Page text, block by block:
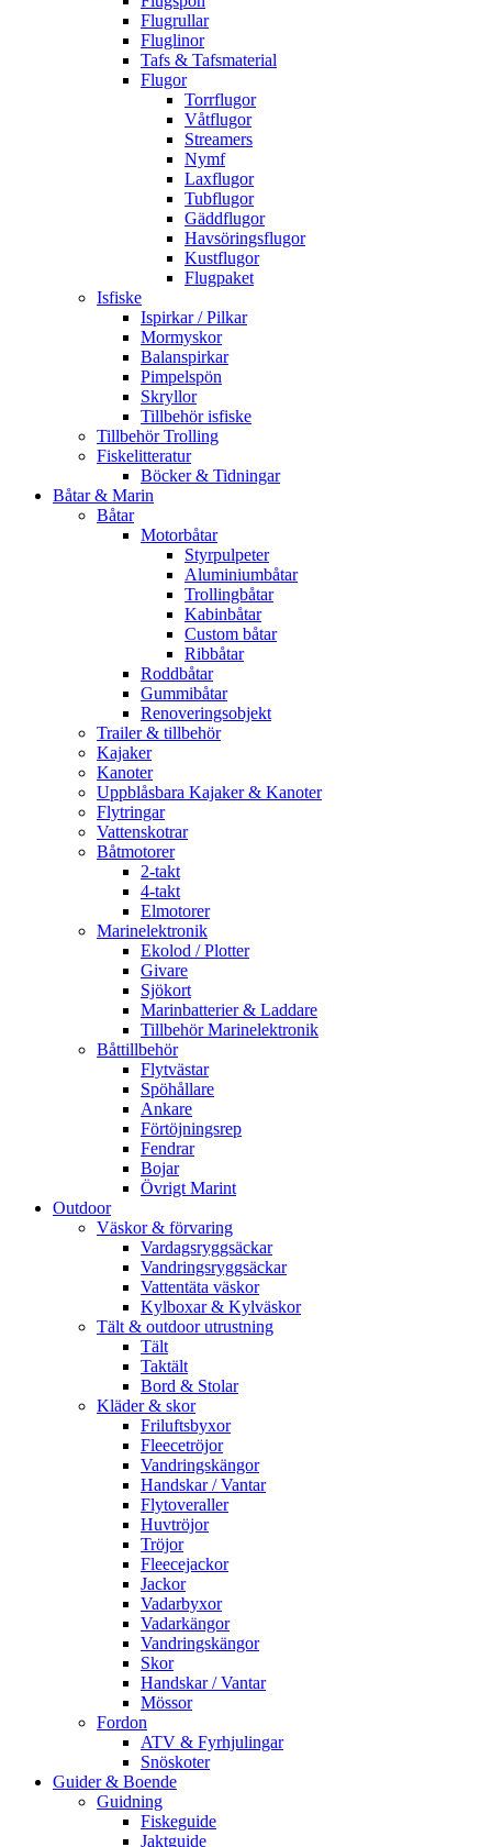
Flugrullar
Fluglinor
Tafs & Tafsmaterial
Flugor
Torrflugor
Våtflugor
Streamers
Nymf
Laxflugor
Tubflugor
Gäddflugor
Havsöringsflugor
Kustflugor
Flugpaket
Isfiske
Ispirkar / Pilkar
Mormyskor
Balanspirkar
Pimpelspön
Skryllor
Tillbehör isfiske
Tillbehör Trolling
Fiskelitteratur
Böcker & Tidningar
Båtar & Marin
Båtar
Motorbåtar
Styrpulpeter
Aluminiumbåtar
Trollingbåtar
Kabinbåtar
Custom båtar
Ribbåtar
Roddbåtar
Gummibåtar
Renoveringsobjekt
Trailer & tillbehör
Kajaker
Kanoter
Uppblåsbara Kajaker & Kanoter
Flytringar
Vattenskotrar
Båtmotorer
2-takt
4-takt
Elmotorer
Marinelektronik
Ekolod / Plotter
Givare
Sjökort
Marinbatterier & Laddare
Tillbehör Marinelektronik
Båttillbehör
Flytvästar
Spöhållare
Ankare
Förtöjningsrep
Fendrar
Bojar
Övrigt Marint
Outdoor
Väskor & förvaring
Vardagsryggsäckar
Vandringsryggsäckar
Vattentäta väskor
Kylboxar & Kylväskor
Tält & outdoor utrustning
Tält
Taktält
Bord & Stolar
Kläder & skor
Friluftsbyxor
Fleecetröjor
Vandringskängor
Handskar / Vantar
Flytoveraller
Huvtröjor
Tröjor
Fleecejackor
Jackor
Vadarbyxor
Vadarkängor
Vandringskängor
Skor
Handskar / Vantar
Mössor
Fordon
ATV & Fyrhjulingar
Snöskoter
Guider & Boende
Guidning
Fiskeguide
Jaktguide